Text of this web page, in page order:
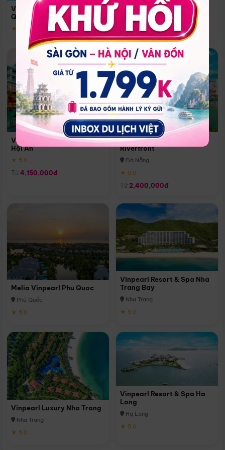
Vinpearl Resort & Spa Phu
Quoc
★ 5.0
Quoc
Phú Quốc
★ 5.0
Vinpearl Resort & Golf Nam
Hội An
★ 5.0
Từ 4,150,000đ
Melia Vinpearl Danang
Riverfront
Đà Nẵng
★ 5.0
Từ 2,400,000đ
Melia Vinpearl Phu Quoc
Phú Quốc
★ 5.0
Vinpearl Resort & Spa Nha
Trang Bay
Nha Trang
★ 5.0
Vinpearl Luxury Nha Trang
Nha Trang
★ 5.0
Vinpearl Resort & Spa Ha
Long
Hạ Long
★ 5.0